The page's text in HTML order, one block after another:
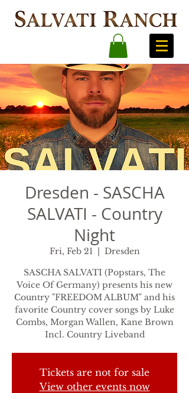
Dresden - SASCHA
SALVATI - Country
Night
Fri, Feb 21
  |
Dresden
SASCHA SALVATI (Popstars, The
Voice Of Germany) presents his new
Country "FREEDOM ALBUM" and his
favorite Country cover songs by Luke
Combs, Morgan Wallen, Kane Brown
Incl. Country Liveband
Tickets are not for sale
View other events now